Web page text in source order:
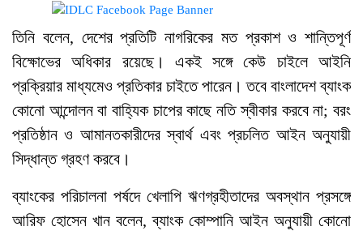
তিনি বলেন, দেশের প্রতিটি নাগরিকের মত প্রকাশ ও শান্তিপূর্ণ
বিক্ষোভের অধিকার রয়েছে। একই সঙ্গে কেউ চাইলে আইনি
প্রক্রিয়ার মাধ্যমেও প্রতিকার চাইতে পারেন। তবে বাংলাদেশ ব্যাংক
কোনো আন্দোলন বা বাহ্যিক চাপের কাছে নতি স্বীকার করবে না; বরং
প্রতিষ্ঠান ও আমানতকারীদের স্বার্থ এবং প্রচলিত আইন অনুযায়ী
সিদ্ধান্ত গ্রহণ করবে।
ব্যাংকের পরিচালনা পর্ষদে খেলাপি ঋণগ্রহীতাদের অবস্থান প্রসঙ্গে
আরিফ হোসেন খান বলেন, ব্যাংক কোম্পানি আইন অনুযায়ী কোনো